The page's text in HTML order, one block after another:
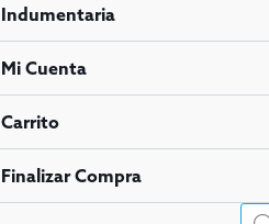
Indumentaria
Mi Cuenta
Carrito
Finalizar Compra